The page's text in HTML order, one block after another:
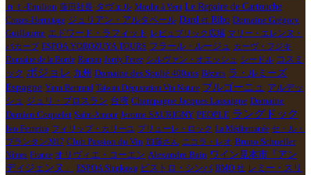
ｎｔ-Emilion 藤田社長 タヴェル Moulin à Vent Le Repaire de Cartouche
Crozes-Hermitage ジュリアン・アルタベール Dard et Ribo Domaine Grégory
Guillaume エドワード・ラフィット レピュブリック広場 マリー・エレンヌ・
バカーブ ESPOA YOROZUYA TOURS フラール・ルージュ
カーヴ・フジキ
Domaine de la Borde Ramon Jordy Perez シルヴァン・オエッシュ シードル コスミ
ック ボジョレ 九州 Domaine des Soulié 400ans Béziers ラ・ルミーズ
Espagne Yann Bertrand Taiwan Dégustation Vin Nature ブルゴーニュ アルデッ
シュ
ジュリ・ブロスラン 台湾 Champagne Jacques Lassaigne Domaine
Damien Coquelet Saint-Amour Jerome SAURIGNY PEOPLE ラングドック
Ivo Ferreira フィリップ・カリーユ プリューレ・ロック La Méditerranée セ・ル・
プランタン2017 Club Passion du Vin 加藤さん ニコラ・レオ Bruno Schueller
Nîmes France オリヴィエ・コーエン Alexandre Bain ワイン見本市「アン
ディジェンヌ」
ESPOA Shinkawa ビストロ・シンバ BMO 社 レミー・スリ